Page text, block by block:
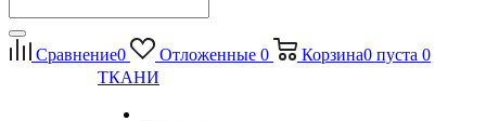
Сравнение0 Отложенные 0 Корзина0 пуста 0
ТКАНИ